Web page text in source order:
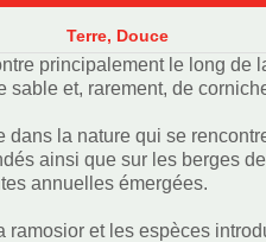
Terre, Douce
principalement le long de
sable et, rarement, de
dans la nature qui se
ainsi que sur les berges
annuelles émergées.
ramosior et les espèces